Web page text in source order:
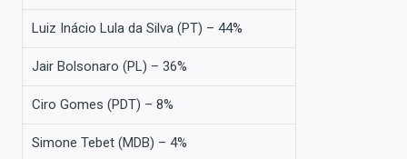
Luiz Inácio Lula da Silva (PT) – 44%
Jair Bolsonaro (PL) – 36%
Ciro Gomes (PDT) – 8%
Simone Tebet (MDB) – 4%